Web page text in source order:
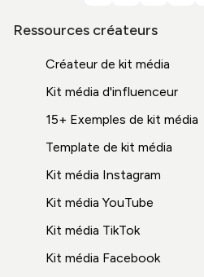
Ressources créateurs
Créateur de kit média
Kit média d'influenceur
15+ Exemples de kit média
Template de kit média
Kit média Instagram
Kit média YouTube
Kit média TikTok
Kit média Facebook